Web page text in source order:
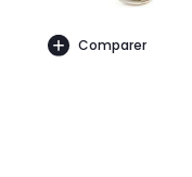
Comparer